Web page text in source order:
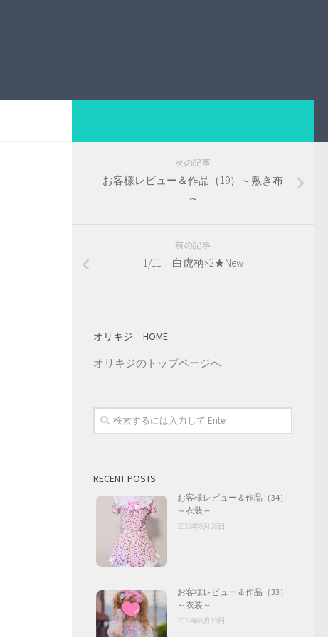
次の記事
お客様レビュー＆作品（19）～敷き布
～
前の記事
1/11 白虎柄×2★New
オリキジ HOME
オリキジのトップページへ
RECENT POSTS
お客様レビュー＆作品（34）
～衣装～
2022年8月26日
お客様レビュー＆作品（33）
～衣装～
2022年8月19日